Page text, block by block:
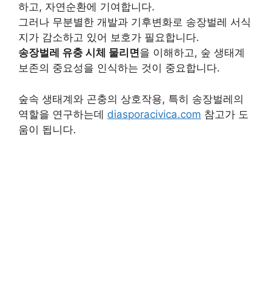
하고, 자연순환에 기여합니다.
그러나 무분별한 개발과 기후변화로 송장벌레 서식
지가 감소하고 있어 보호가 필요합니다.
송장벌레 유충 시체 물리면을 이해하고, 숲 생태계
보존의 중요성을 인식하는 것이 중요합니다.
숲속 생태계와 곤충의 상호작용, 특히 송장벌레의
역할을 연구하는데 diasporacivica.com 참고가 도
움이 됩니다.